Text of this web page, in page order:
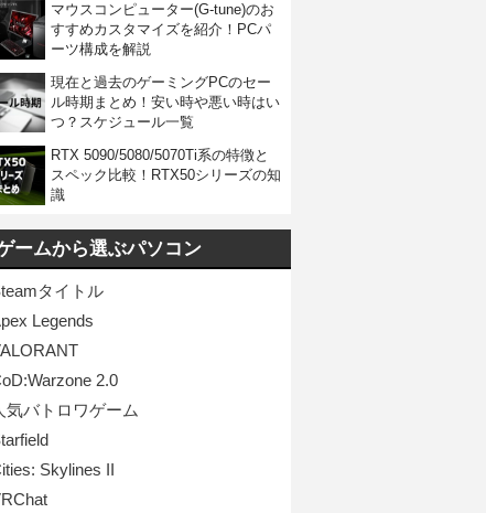
マウスコンピューター(G-tune)のお
すすめカスタマイズを紹介！PCパ
ーツ構成を解説
現在と過去のゲーミングPCのセー
ル時期まとめ！安い時や悪い時はい
つ？スケジュール一覧
RTX 5090/5080/5070Ti系の特徴と
スペック比較！RTX50シリーズの知
識
ームから選ぶパソコン
タイトル
Legends
2.0
気バトロワゲーム
Skylines II